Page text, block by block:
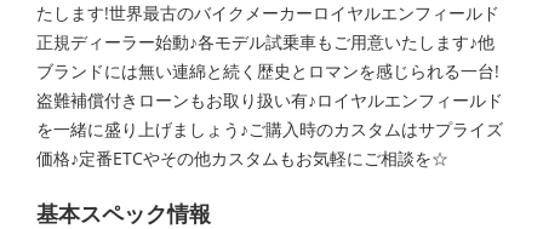
たします!世界最古のバイクメーカーロイヤルエンフィールド
正規ディーラー始動♪各モデル試乗車もご用意いたします♪他
ブランドには無い連綿と続く歴史とロマンを感じられる一台!
盗難補償付きローンもお取り扱い有♪ロイヤルエンフィールド
を一緒に盛り上げましょう♪ご購入時のカスタムはサプライズ
価格♪定番ETCやその他カスタムもお気軽にご相談を☆
基本スペック情報